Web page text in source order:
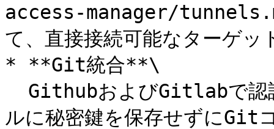
access-manager/
て、直接接続可能なターゲッ
* **Git統合**\
ルに秘密鍵を保存せずにGit